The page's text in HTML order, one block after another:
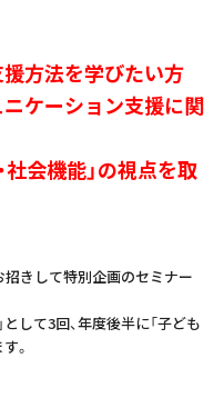
方法を学びたい方
ケーション支援に関
会機能」の視点を取
きして特別企画のセミナー
して3回、年度後半に「子ども
。